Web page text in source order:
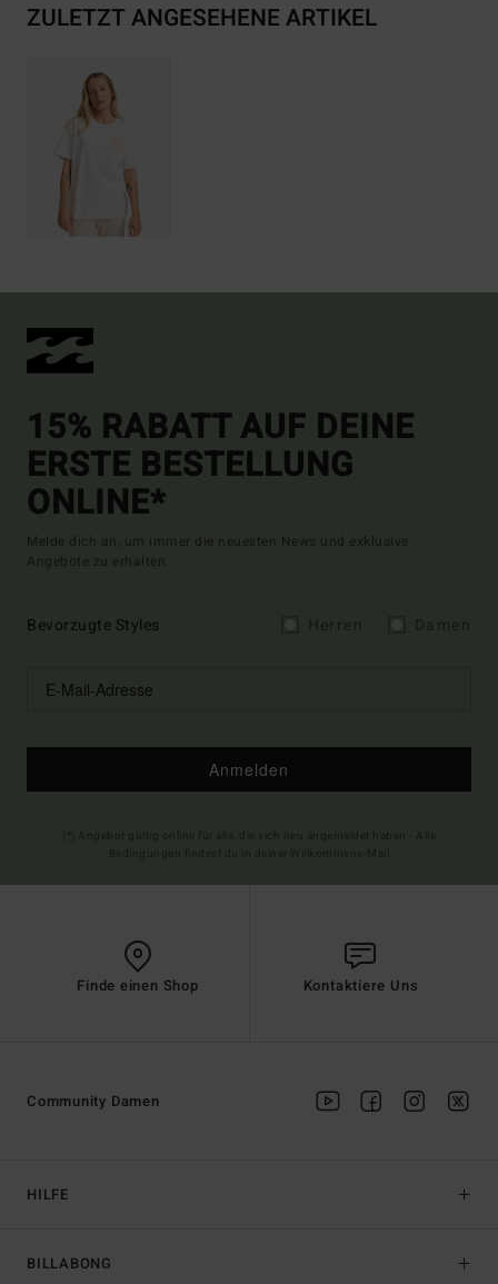
ZULETZT ANGESEHENE ARTIKEL
15% RABATT AUF DEINE
ERSTE BESTELLUNG
ONLINE*
Melde dich an, um immer die neuesten News und exklusive
Angebote zu erhalten.
Bevorzugte Styles
Anmelden
Finde einen Shop Kontaktiere Uns
HILFE
BILLABONG
Community Damen